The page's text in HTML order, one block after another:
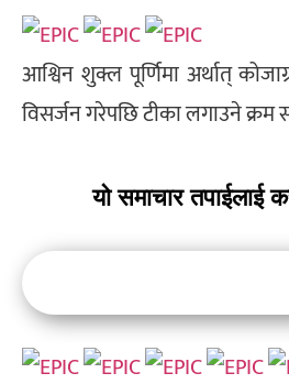
आश्विन शुक्ल पूर्णिमा अर्थात्
विसर्जन गरेपछि टीका लगाउने क्रम
यो समाचार तपाईलाई